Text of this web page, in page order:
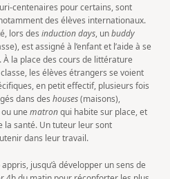
centenaires pour certains, sont
des élèves internationaux.
lors desinduction days, unbuddy
est assigné à l’enfant et l’aide à se
la place des cours de littérature
les élèves étrangers se voient
en petit effectif, plusieurs fois
dans deshouses(maisons),
ou unematronqui habite sur place, et
la santé. Un tuteur leur sont
dans leur travail.
jusqu’à développer un sens de